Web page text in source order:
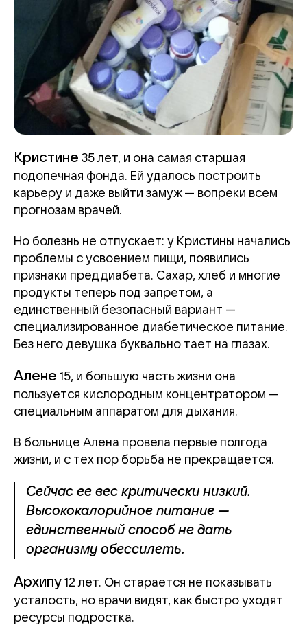
Кристине 35 лет, и она самая старшая
подопечная фонда. Ей удалось построить
карьеру и даже выйти замуж — вопреки всем
прогнозам врачей.
Но болезнь не отпускает: у Кристины начались
проблемы с усвоением пищи, появились
признаки преддиабета. Сахар, хлеб и многие
продукты теперь под запретом, а
единственный безопасный вариант —
специализированное диабетическое питание.
Без него девушка буквально тает на глазах.
Алене 15, и большую часть жизни она
пользуется кислородным концентратором —
специальным аппаратом для дыхания.
В больнице Алена провела первые полгода
жизни, и с тех пор борьба не прекращается.
Сейчас ее вес критически низкий.
Высококалорийное питание —
единственный способ не дать
организму обессилеть.
Архипу 12 лет. Он старается не показывать
усталость, но врачи видят, как быстро уходят
ресурсы подростка.